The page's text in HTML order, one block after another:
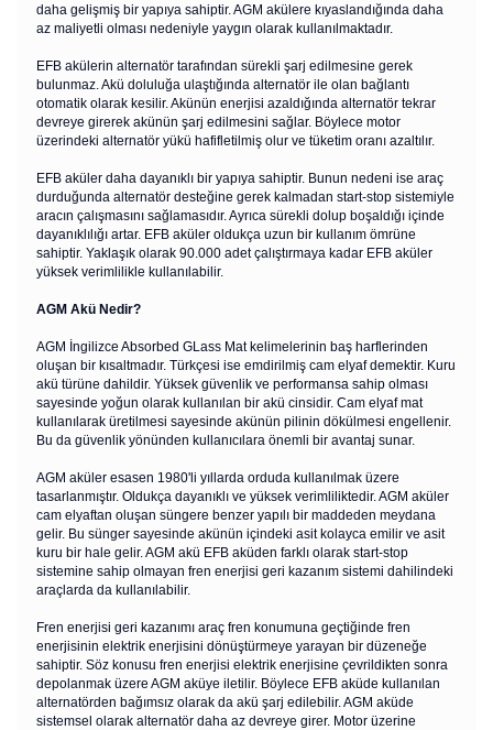
daha gelişmiş bir yapıya sahiptir. AGM akülere kıyaslandığında daha
az maliyetli olması nedeniyle yaygın olarak kullanılmaktadır.
EFB akülerin alternatör tarafından sürekli şarj edilmesine gerek
bulunmaz. Akü doluluğa ulaştığında alternatör ile olan bağlantı
otomatik olarak kesilir. Akünün enerjisi azaldığında alternatör tekrar
devreye girerek akünün şarj edilmesini sağlar. Böylece motor
üzerindeki alternatör yükü hafifletilmiş olur ve tüketim oranı azaltılır.
EFB aküler daha dayanıklı bir yapıya sahiptir. Bunun nedeni ise araç
durduğunda alternatör desteğine gerek kalmadan start-stop sistemiyle
aracın çalışmasını sağlamasıdır. Ayrıca sürekli dolup boşaldığı içinde
dayanıklılığı artar. EFB aküler oldukça uzun bir kullanım ömrüne
sahiptir. Yaklaşık olarak 90.000 adet çalıştırmaya kadar EFB aküler
yüksek verimlilikle kullanılabilir.
AGM Akü Nedir?
AGM İngilizce Absorbed GLass Mat kelimelerinin baş harflerinden
oluşan bir kısaltmadır. Türkçesi ise emdirilmiş cam elyaf demektir. Kuru
akü türüne dahildir. Yüksek güvenlik ve performansa sahip olması
sayesinde yoğun olarak kullanılan bir akü cinsidir. Cam elyaf mat
kullanılarak üretilmesi sayesinde akünün pilinin dökülmesi engellenir.
Bu da güvenlik yönünden kullanıcılara önemli bir avantaj sunar.
AGM aküler esasen 1980'li yıllarda orduda kullanılmak üzere
tasarlanmıştır. Oldukça dayanıklı ve yüksek verimliliktedir. AGM aküler
cam elyaftan oluşan süngere benzer yapılı bir maddeden meydana
gelir. Bu sünger sayesinde akünün içindeki asit kolayca emilir ve asit
kuru bir hale gelir. AGM akü EFB aküden farklı olarak start-stop
sistemine sahip olmayan fren enerjisi geri kazanım sistemi dahilindeki
araçlarda da kullanılabilir.
Fren enerjisi geri kazanımı araç fren konumuna geçtiğinde fren
enerjisinin elektrik enerjisini dönüştürmeye yarayan bir düzeneğe
sahiptir. Söz konusu fren enerjisi elektrik enerjisine çevrildikten sonra
depolanmak üzere AGM aküye iletilir. Böylece EFB aküde kullanılan
alternatörden bağımsız olarak da akü şarj edilebilir. AGM aküde
sistemsel olarak alternatör daha az devreye girer. Motor üzerine